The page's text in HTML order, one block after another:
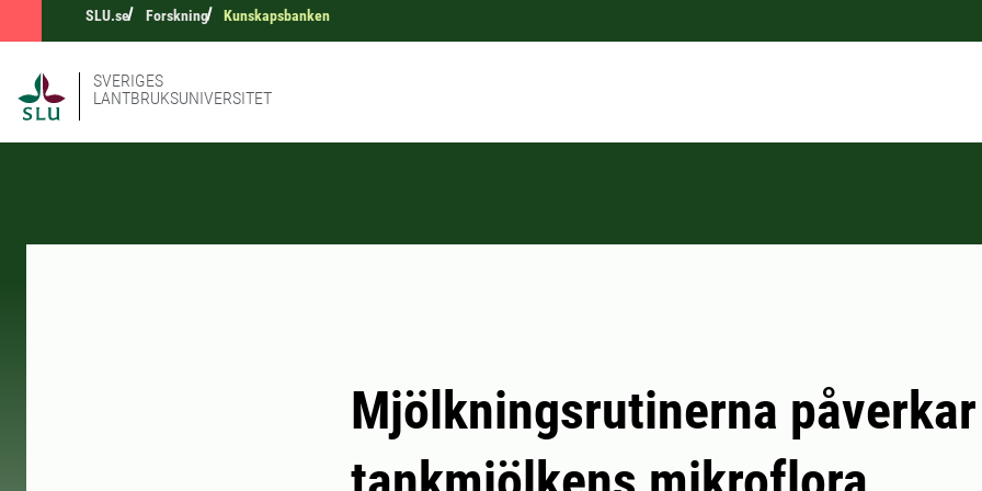
SLU.se Forskning Kunskapsbanken
SVERIGES
LANTBRUKSUNIVERSITET
Mjölkningsrutinerna påverkar